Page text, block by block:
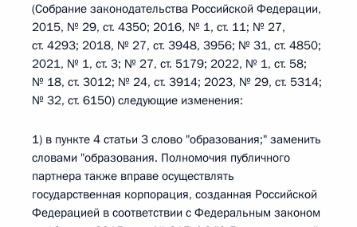
(Собрание законодательства Российской Федерации,
2015, № 29, ст. 4350; 2016, № 1, ст. 11; № 27,
ст. 4293; 2018, № 27, ст. 3948, 3956; № 31, ст. 4850;
2021, № 1, ст. 3; № 27, ст. 5179; 2022, № 1, ст. 58;
№ 18, ст. 3012; № 24, ст. 3914; 2023, № 29, ст. 5314;
№ 32, ст. 6150) следующие изменения:
1) в пункте 4 статьи 3 слово "образования;" заменить
словами "образования. Полномочия публичного
партнера также вправе осуществлять
государственная корпорация, созданная Российской
Федерацией в соответствии с Федеральным законом